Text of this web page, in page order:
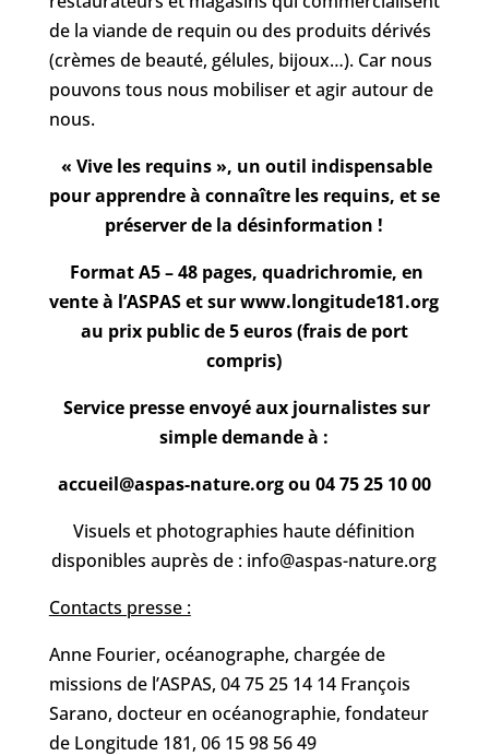
de la viande de requin ou des produits dérivés
(crèmes de beauté, gélules, bijoux…). Car nous
pouvons tous nous mobiliser et agir autour de
nous.
« Vive les requins », un outil indispensable
pour apprendre à connaître les requins, et se
préserver de la désinformation !
Format A5 – 48 pages, quadrichromie, en
vente à l’ASPAS et sur www.longitude181.org
au prix public de 5 euros (frais de port
compris)
Service presse envoyé aux journalistes sur
simple demande à :
accueil@aspas-nature.org ou 04 75 25 10 00
Visuels et photographies haute définition
disponibles auprès de : info@aspas-nature.org
Contacts presse :
Anne Fourier, océanographe, chargée de
missions de l’ASPAS, 04 75 25 14 14 François
Sarano, docteur en océanographie, fondateur
de Longitude 181, 06 15 98 56 49